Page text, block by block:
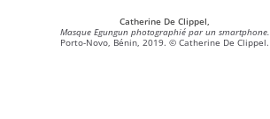
Catherine De Clippel,
Masque Egungun photographié par un smartphone.
Porto-Novo, Bénin, 2019. © Catherine De Clippel.